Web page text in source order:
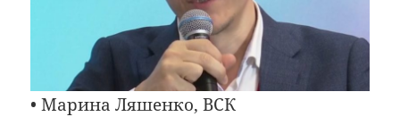
• Марина Ляшенко, ВСК